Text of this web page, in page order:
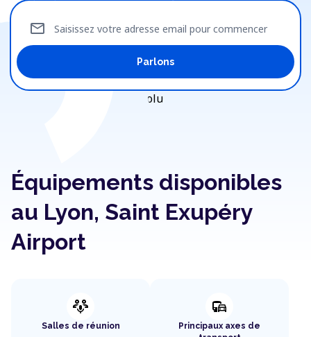
Saisissez votre adresse email pour commencer
mail
Parlons
Équipements disponibles
au Lyon, Saint Exupéry
Airport
adaptive_audio_mic
Salles de réunion
commute
Principaux axes de